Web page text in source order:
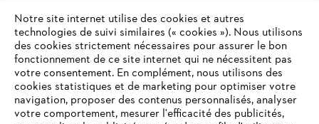
Notre site internet utilise des cookies et autres
technologies de suivi similaires (« cookies »). Nous utilisons
des cookies strictement nécessaires pour assurer le bon
fonctionnement de ce site internet qui ne nécessitent pas
votre consentement. En complément, nous utilisons des
cookies statistiques et de marketing pour optimiser votre
navigation, proposer des contenus personnalisés, analyser
votre comportement, mesurer l'efficacité des publicités,